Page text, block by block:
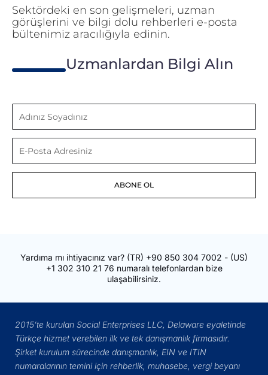
Sektördeki en son gelişmeleri, uzman
görüşlerini ve bilgi dolu rehberleri e-posta
bültenimiz aracılığıyla edinin.
Uzmanlardan Bilgi Alın
Adınız
Soyadınız
E-
Posta
ABONE OL
Yardıma mı ihtiyacınız var? (TR) +90 850 304 7002 - (US)
+1 302 310 21 76 numaralı telefonlardan bize
ulaşabilirsiniz.
2015’te kurulan Social Enterprises LLC, Delaware eyaletinde
Türkçe hizmet verebilen ilk ve tek danışmanlık firmasıdır.
Şirket kurulum sürecinde danışmanlık, EIN ve ITIN
numaralarının temini için rehberlik, muhasebe, vergi beyanı